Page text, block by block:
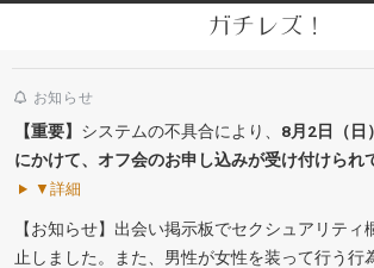
ガチレズ！
Navigation
Menu
お知らせ
【重要】 システムの不具合により、 8月2日（日
にかけて、オフ会のお申し込みが受け付けられ
▼詳細
【お知らせ】出会い掲示板でセクシュアリティ
止しました。また、男性が女性を装って行う行